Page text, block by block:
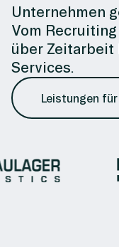
Unternehmen
Vom
über Zeitarbeit
Services.
Leistungen